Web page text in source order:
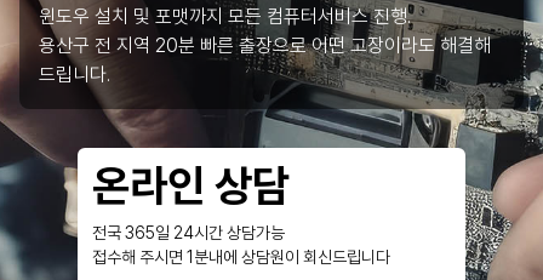
윈도우 설치 및 포맷까지 모든 컴퓨터서비스 진행.
용산구 전 지역 20분 빠른 출장으로 어떤 고장이라도 해결해
드립니다.
온라인 상담
전국 365일 24시간 상담가능
접수해 주시면 1분내에 상담원이 회신드립니다